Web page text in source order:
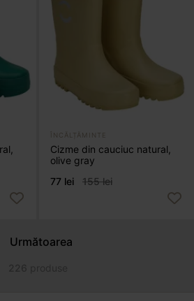
ÎNCĂLȚĂMINTE
Cizme din cauciuc natural,
olive gray
77 lei
155 lei
Următoarea